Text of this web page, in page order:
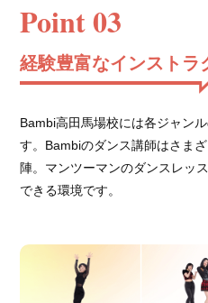
Point 03
経験豊富なインストラ
Bambi高田馬場校には各ジャン
す。Bambiのダンス講師はさま
陣。マンツーマンのダンスレッ
できる環境です。